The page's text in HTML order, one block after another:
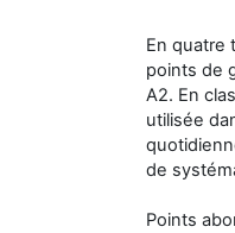
En quatre
points de
A2. En
utilisée
de
Points